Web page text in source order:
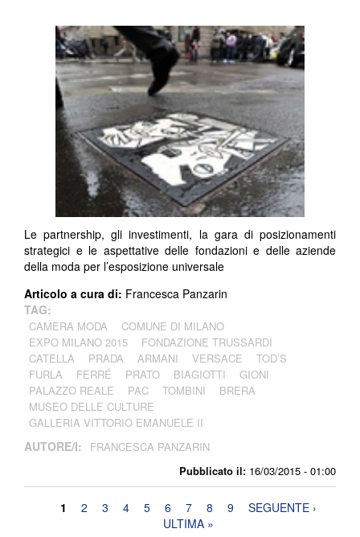
Pubblicato il: 16/03/2015 - 01:00
Le partnership, gli investimenti, la gara di posizionamenti
strategici e le aspettative delle fondazioni e delle aziende
della moda per l’esposizione universale
Articolo a cura di: Francesca Panzarin
TAG:
CAMERA MODA
COMUNE DI MILANO
EXPO MILANO 2015
FONDAZIONE TRUSSARDI
CATELLA
PRADA ARMANI VERSACE
TOD’S
FURLA
FERRÉ PRATO BIAGIOTTI
GIONI
PALAZZO REALE
PAC TOMBINI
BRERA
MUSEO DELLE CULTURE
GALLERIA VITTORIO EMANUELE II
AUTORE/I: FRANCESCA PANZARIN
Pagine
1 2 3 4 5 6 7 8 9
SEGUENTE ›
ULTIMA »